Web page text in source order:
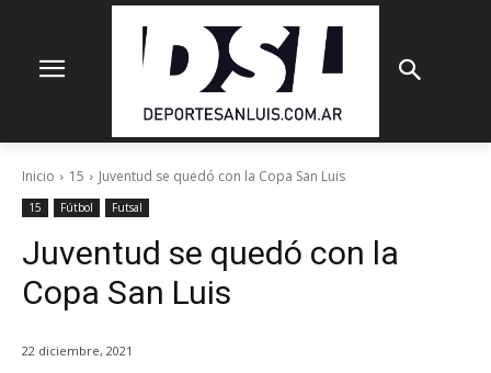
Inicio 15 Juventud se quedó con la Copa San Luis
15 Fútbol Futsal
Juventud se quedó con la
Copa San Luis
22 diciembre, 2021